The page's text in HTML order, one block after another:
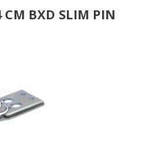
BXD SLIM PIN